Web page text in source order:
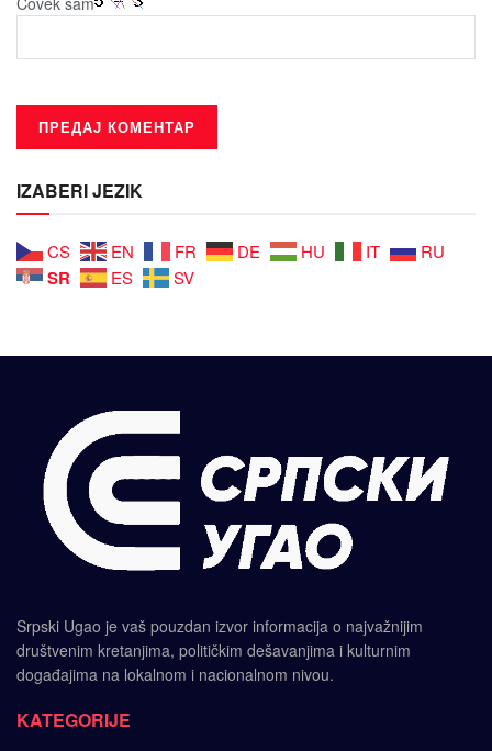
IZABERI JEZIK
CS EN FR DE HU IT RU
SR ES SV
Srpski Ugao je vaš pouzdan izvor informacija o najvažnijim
društvenim kretanjima, političkim dešavanjima i kulturnim
događajima na lokalnom i nacionalnom nivou.
KATEGORIJE